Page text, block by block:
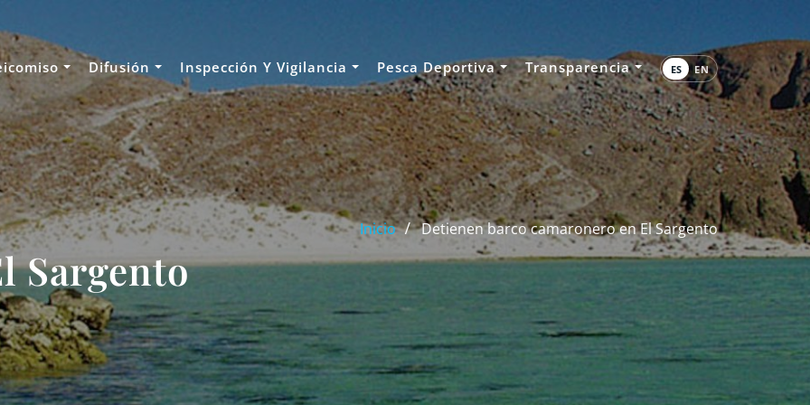
Difusión Inspección Y Vigilancia Pesca Deportiva Transparencia ES EN
Sargento
Inicio Detienen barco camaronero en El Sargento